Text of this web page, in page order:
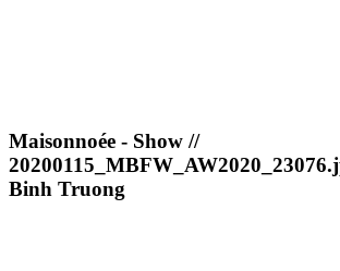
Maisonnoée - Show //
Binh Truong